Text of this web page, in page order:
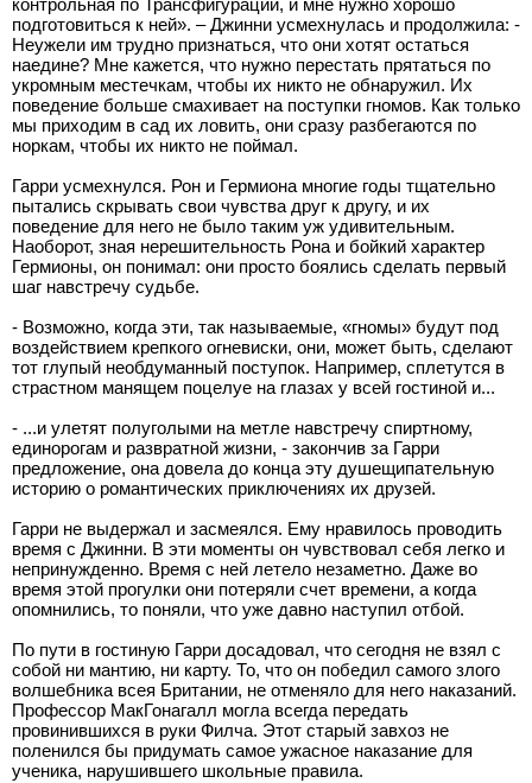
контрольная по Трансфигурации, и мне нужно хорошо
подготовиться к ней». – Джинни усмехнулась и продолжила: -
Неужели им трудно признаться, что они хотят остаться
наедине? Мне кажется, что нужно перестать прятаться по
укромным местечкам, чтобы их никто не обнаружил. Их
поведение больше смахивает на поступки гномов. Как только
мы приходим в сад их ловить, они сразу разбегаются по
норкам, чтобы их никто не поймал.
Гарри усмехнулся. Рон и Гермиона многие годы тщательно
пытались скрывать свои чувства друг к другу, и их
поведение для него не было таким уж удивительным.
Наоборот, зная нерешительность Рона и бойкий характер
Гермионы, он понимал: они просто боялись сделать первый
шаг навстречу судьбе.
- Возможно, когда эти, так называемые, «гномы» будут под
воздействием крепкого огневиски, они, может быть, сделают
тот глупый необдуманный поступок. Например, сплетутся в
страстном манящем поцелуе на глазах у всей гостиной и...
- ...и улетят полуголыми на метле навстречу спиртному,
единорогам и развратной жизни, - закончив за Гарри
предложение, она довела до конца эту душещипательную
историю о романтических приключениях их друзей.
Гарри не выдержал и засмеялся. Ему нравилось проводить
время с Джинни. В эти моменты он чувствовал себя легко и
непринужденно. Время с ней летело незаметно. Даже во
время этой прогулки они потеряли счет времени, а когда
опомнились, то поняли, что уже давно наступил отбой.
По пути в гостиную Гарри досадовал, что сегодня не взял с
собой ни мантию, ни карту. То, что он победил самого злого
волшебника всея Британии, не отменяло для него наказаний.
Профессор МакГонагалл могла всегда передать
провинившихся в руки Филча. Этот старый завхоз не
поленился бы придумать самое ужасное наказание для
ученика, нарушившего школьные правила.